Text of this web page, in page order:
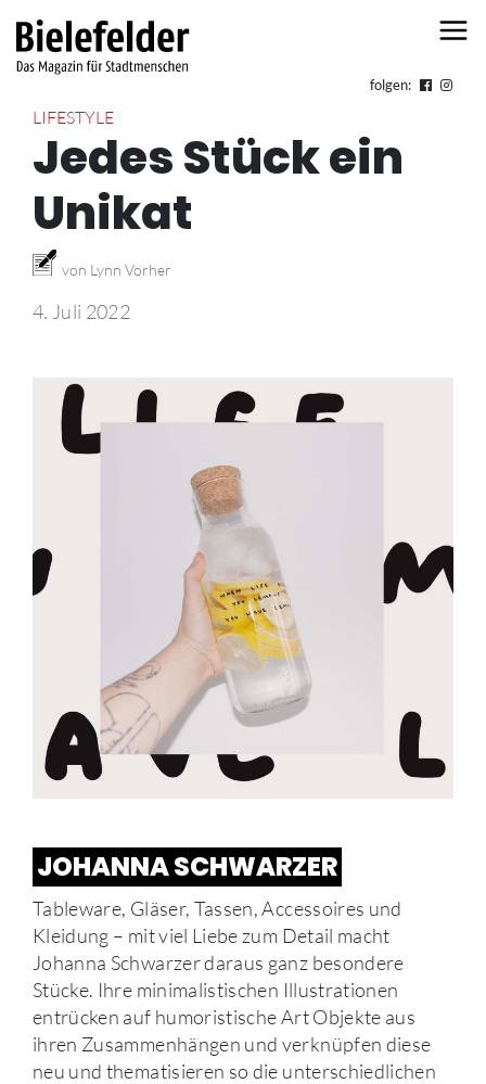
folgen:
LIFESTYLE
Jedes Stück ein
Unikat
von Lynn Vorher
4. Juli 2022
JOHANNA SCHWARZER
Tableware, Gläser, Tassen, Accessoires und
Kleidung – mit viel Liebe zum Detail macht
Johanna Schwarzer daraus ganz besondere
Stücke. Ihre minimalistischen Illustrationen
entrücken auf humoristische Art Objekte aus
ihren Zusammenhängen und verknüpfen diese
neu und thematisieren so die unterschiedlichen